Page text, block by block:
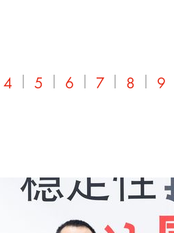
4 5 6 7 8 9